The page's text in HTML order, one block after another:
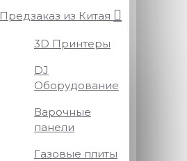
Предзаказ из Китая
3D Принтеры
DJ
Оборудование
Варочные
панели
Газовые плиты